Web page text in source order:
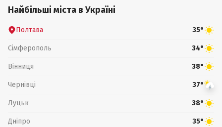
Найбільші міста в Україні
Полтава 35°
Сімферополь 34°
Вінниця 38°
Чернівці 37°
Луцьк 38°
Дніпро 35°